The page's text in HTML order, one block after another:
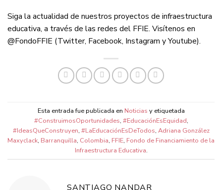
Siga la actualidad de nuestros proyectos de infraestructura
educativa, a través de las redes del FFIE. Visítenos en
@FondoFFIE (Twitter, Facebook, Instagram y Youtube).
Esta entrada fue publicada en Noticias y etiquetada
#ConstruimosOportunidades, #EducaciónEsEquidad,
#IdeasQueConstruyen, #LaEducaciónEsDeTodos, Adriana González
Maxyclack, Barranquilla, Colombia, FFIE, Fondo de Financiamiento de la
Infraestructura Educativa.
SANTIAGO NANDAR